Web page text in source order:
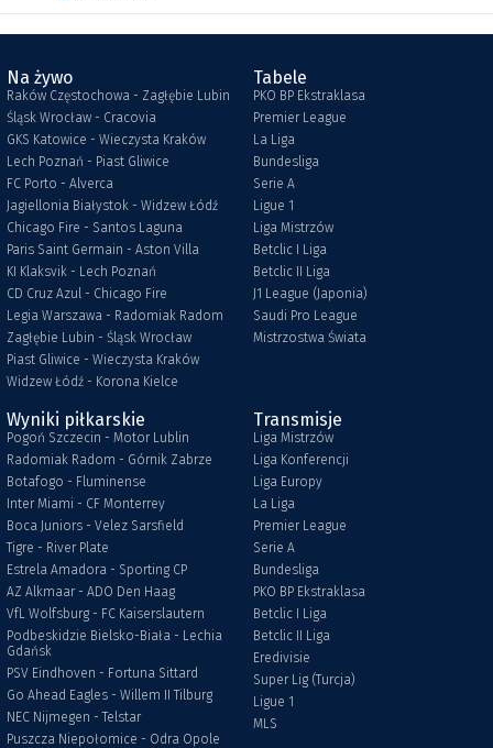
Na żywo
Raków Częstochowa - Zagłębie Lubin
Śląsk Wrocław - Cracovia
GKS Katowice - Wieczysta Kraków
Lech Poznań - Piast Gliwice
FC Porto - Alverca
Jagiellonia Białystok - Widzew Łódź
Chicago Fire - Santos Laguna
Paris Saint Germain - Aston Villa
KI Klaksvik - Lech Poznań
CD Cruz Azul - Chicago Fire
Legia Warszawa - Radomiak Radom
Zagłębie Lubin - Śląsk Wrocław
Piast Gliwice - Wieczysta Kraków
Widzew Łódź - Korona Kielce
Tabele
PKO BP Ekstraklasa
Premier League
La Liga
Bundesliga
Serie A
Ligue 1
Liga Mistrzów
Betclic I Liga
Betclic II Liga
J1 League (Japonia)
Saudi Pro League
Mistrzostwa Świata
Wyniki piłkarskie
Pogoń Szczecin - Motor Lublin
Radomiak Radom - Górnik Zabrze
Botafogo - Fluminense
Inter Miami - CF Monterrey
Boca Juniors - Velez Sarsfield
Tigre - River Plate
Estrela Amadora - Sporting CP
AZ Alkmaar - ADO Den Haag
VfL Wolfsburg - FC Kaiserslautern
Podbeskidzie Bielsko-Biała - Lechia
Gdańsk
PSV Eindhoven - Fortuna Sittard
Go Ahead Eagles - Willem II Tilburg
NEC Nijmegen - Telstar
Puszcza Niepołomice - Odra Opole
Transmisje
Liga Mistrzów
Liga Konferencji
Liga Europy
La Liga
Premier League
Serie A
Bundesliga
PKO BP Ekstraklasa
Betclic I Liga
Betclic II Liga
Eredivisie
Super Lig (Turcja)
Ligue 1
MLS